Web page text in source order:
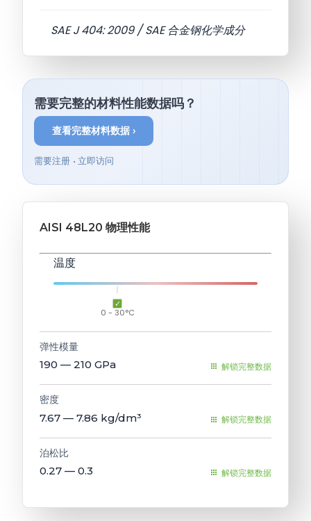
SAE J 404: 2009 / SAE 合金钢化学成分
需要完整的材料性能数据吗？
查看完整材料数据 ›
需要注册 • 立即访问
AISI 48L20 物理性能
温度
0 - 30°C
弹性模量
190 — 210 GPa 解锁完整数据
密度
7.67 — 7.86 kg/dm³ 解锁完整数据
泊松比
0.27 — 0.3 解锁完整数据